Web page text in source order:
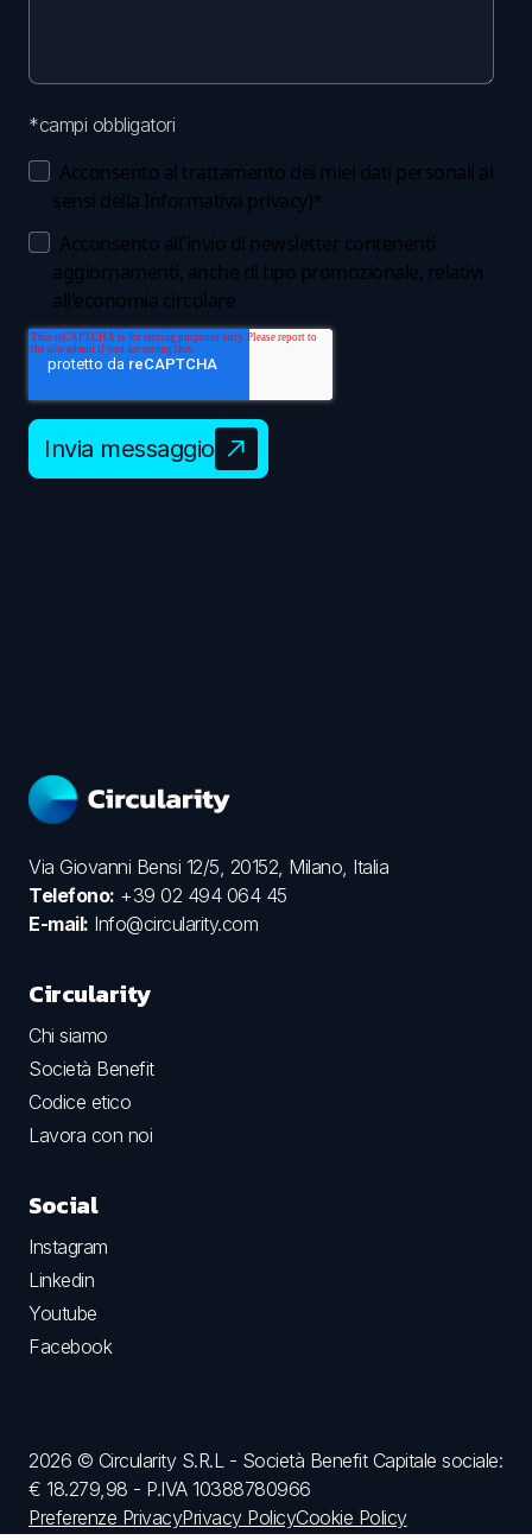
*campi obbligatori
Acconsento al trattamento dei miei dati personali ai
sensi della Informativa privacy)*
Acconsento all'invio di newsletter contenenti
aggiornamenti, anche di tipo promozionale, relativi
all'economia circolare
Invia messaggio
Via Giovanni Bensi 12/5, 20152, Milano, Italia
Telefono: +39 02 494 064 45
E-mail: Info@circularity.com
Circularity
Chi siamo
Società Benefit
Codice etico
Lavora con noi
Social
Instagram
Linkedin
Youtube
Facebook
2026 © Circularity S.R.L - Società Benefit Capitale sociale:
€ 18.279,98 - P.IVA 10388780966
Preferenze PrivacyPrivacy PolicyCookie Policy